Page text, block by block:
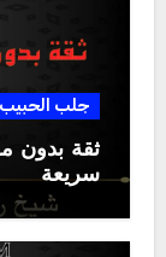
جلب الحبيب
ثقة بدون
سريعة